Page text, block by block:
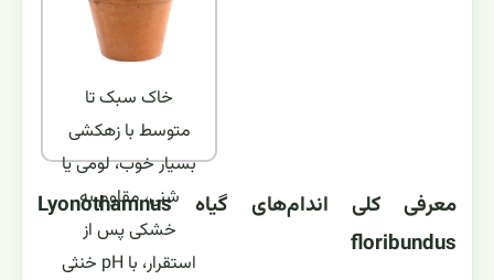
خاک سبک تا
متوسط با زهکشی
بسیار خوب، لومی یا
شنی، مقاوم به
خشکی پس از
استقرار، با pH خنثی
معرفی کلی اندام‌های گیاه Lyonothamnus
floribundus